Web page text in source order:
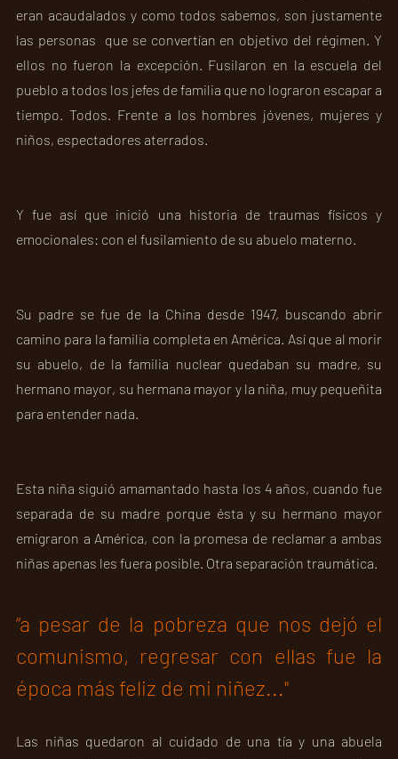
eran acaudalados y como todos sabemos, son justamente
las personas  que se convertían en objetivo del régimen. Y
ellos no fueron la excepción. Fusilaron en la escuela del
pueblo a todos los jefes de familia que no lograron escapar a
tiempo. Todos. Frente a los hombres jóvenes, mujeres y
niños, espectadores aterrados.
Y fue así que inició una historia de traumas físicos y
emocionales: con el fusilamiento de su abuelo materno.
Su padre se fue de la China desde 1947, buscando abrir
camino para la familia completa en América. Así que al morir
su abuelo, de la familia nuclear quedaban su madre, su
hermano mayor, su hermana mayor y la niña, muy pequeñita
para entender nada.
Esta niña siguió amamantado hasta los 4 años, cuando fue
separada de su madre porque ésta y su hermano mayor
emigraron a América, con la promesa de reclamar a ambas
“a pesar de la pobreza que nos dejó el
comunismo, regresar con ellas fue la
época más feliz de mi niñez..."
Las niñas quedaron al cuidado de una tía y una abuela